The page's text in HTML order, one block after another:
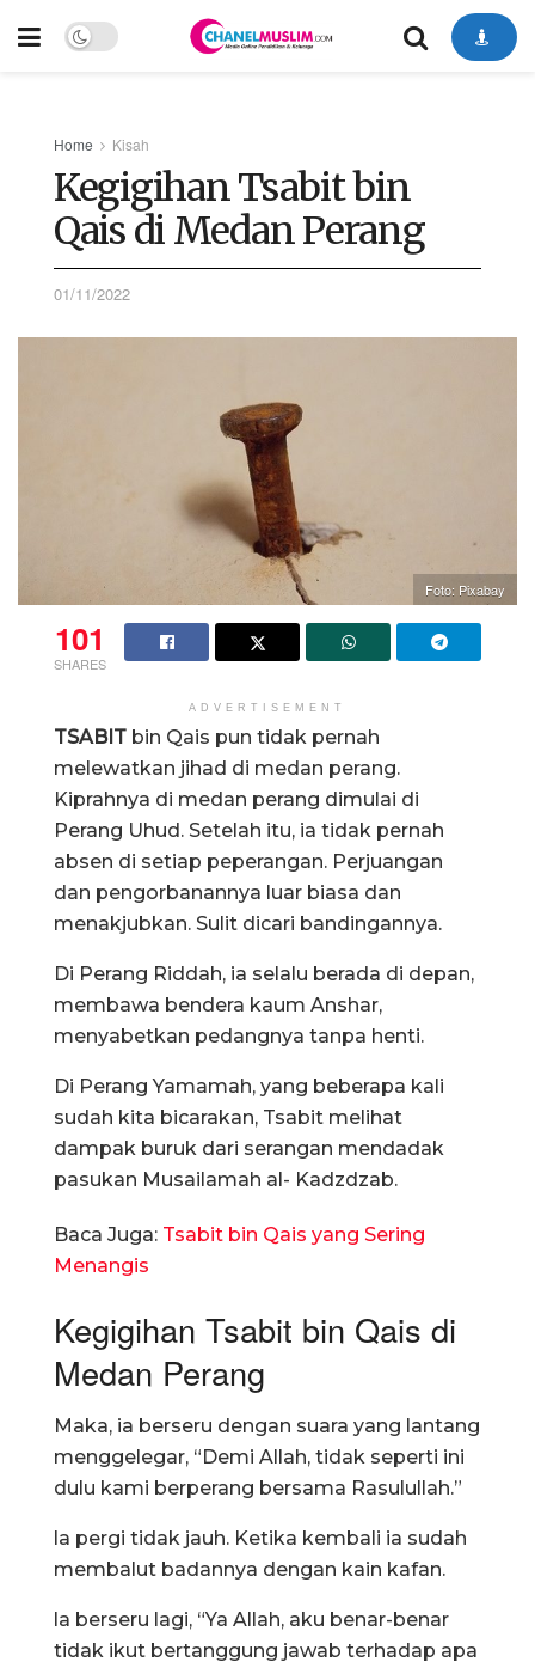
Home Kisah
Kegigihan Tsabit bin
Qais di Medan Perang
01/11/2022
Foto: Pixabay
101
SHARES
ADVERTISEMENT
TSABIT bin Qais pun tidak pernah
melewatkan jihad di medan perang.
Kiprahnya di medan perang dimulai di
Perang Uhud. Setelah itu, ia tidak pernah
absen di setiap peperangan. Perjuangan
dan pengorbanannya luar biasa dan
menakjubkan. Sulit dicari bandingannya.
Di Perang Riddah, ia selalu berada di depan,
membawa bendera kaum Anshar,
menyabetkan pedangnya tanpa henti.
Di Perang Yamamah, yang beberapa kali
sudah kita bicarakan, Tsabit melihat
dampak buruk dari serangan mendadak
pasukan Musailamah al- Kadzdzab.
Baca Juga: Tsabit bin Qais yang Sering
Menangis
Kegigihan Tsabit bin Qais di
Medan Perang
Maka, ia berseru dengan suara yang lantang
menggelegar, “Demi Allah, tidak seperti ini
dulu kami berperang bersama Rasulullah.”
la pergi tidak jauh. Ketika kembali ia sudah
membalut badannya dengan kain kafan.
la berseru lagi, “Ya Allah, aku benar-benar
tidak ikut bertanggung jawab terhadap apa